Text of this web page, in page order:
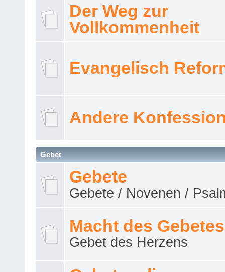
Der Weg zur
Vollkommenheit
Evangelisch
Andere
Gebet
Gebete
Gebete / Novenen /
Macht des Gebetes
Gebet des Herzens